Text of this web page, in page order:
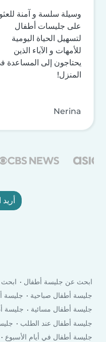
وسيلة سلسة و آمنة
على جليسات أطفال
لتسهيل الحياة اليومية
للأمهات و الآباء الذين
يحتاجون إلى المساعدة
المنزل!
Nerina
ابحث عن جليسة أطفال
جليسة أطفال صباحية
جليسة
جليسة أطفال مسائية
جليسة
جليسة أطفال عند الطلب
جليسة أطفال في أيام الأسبوع